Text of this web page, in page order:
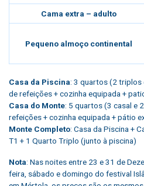
Cama extra – adulto
Pequeno almoço continental
Casa da Piscina: 3 quartos (2 triplos
de refeições + cozinha equipada +
Casa do Monte: 5 quartos (3 casal e
refeições + cozinha equipada + pátio
Monte Completo: Casa da Piscina +
T1 + 1 Quarto Triplo (junto à piscina)
Nota: Nas noites entre 23 e 31 de
feira, sábado e domingo do festival